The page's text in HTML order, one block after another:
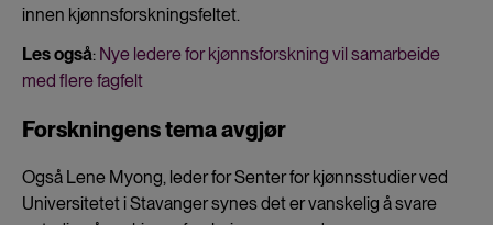
innen kjønnsforskningsfeltet.
Les også: Nye ledere for kjønnsforskning vil samarbeide
med flere fagfelt
Forskningens tema avgjør
Også Lene Myong, leder for Senter for kjønnsstudier ved
Universitetet i Stavanger synes det er vanskelig å svare